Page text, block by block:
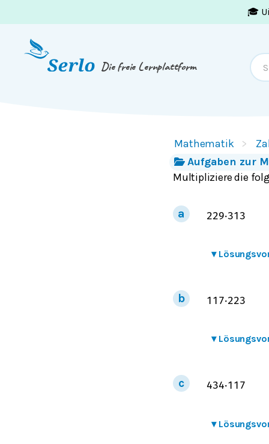
🎓
Die freie Lernplattform
Mathematik
Aufgaben zur
Multipliziere die
229⋅31 3
▾
1 1 7⋅223
▾
434⋅1 1 7
▾